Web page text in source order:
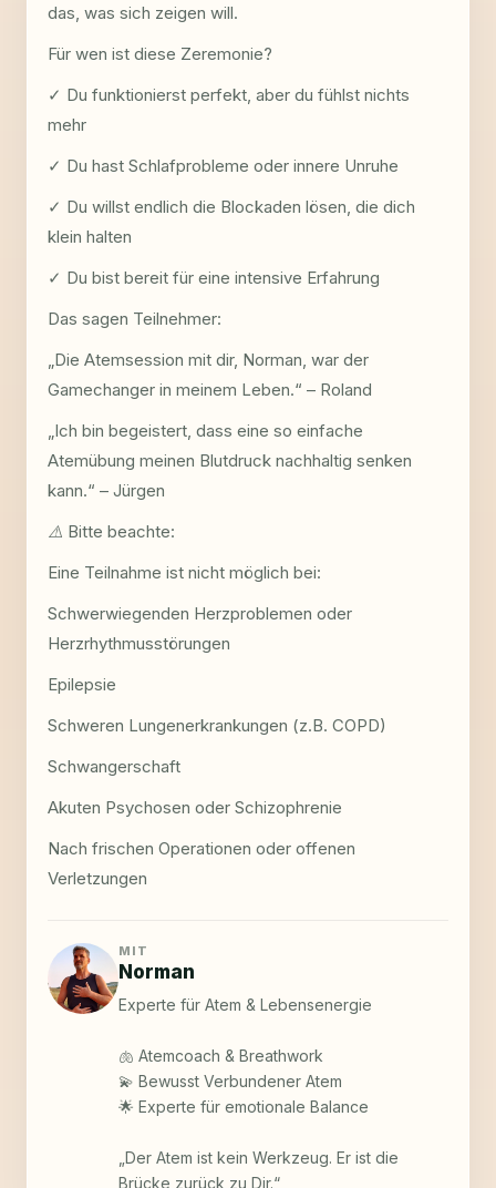
das, was sich zeigen will.
Für wen ist diese Zeremonie?
✓ Du funktionierst perfekt, aber du fühlst nichts
mehr
✓ Du hast Schlafprobleme oder innere Unruhe
✓ Du willst endlich die Blockaden lösen, die dich
klein halten
✓ Du bist bereit für eine intensive Erfahrung
Das sagen Teilnehmer:
„Die Atemsession mit dir, Norman, war der
Gamechanger in meinem Leben.“ – Roland
„Ich bin begeistert, dass eine so einfache
Atemübung meinen Blutdruck nachhaltig senken
kann.“ – Jürgen
⚠️ Bitte beachte:
Eine Teilnahme ist nicht möglich bei:
Schwerwiegenden Herzproblemen oder
Herzrhythmusstörungen
Epilepsie
Schweren Lungenerkrankungen (z.B. COPD)
Schwangerschaft
Akuten Psychosen oder Schizophrenie
Nach frischen Operationen oder offenen
Verletzungen
MIT
Norman
Experte für Atem & Lebensenergie
🫁 Atemcoach & Breathwork
💫 Bewusst Verbundener Atem
🌟 Experte für emotionale Balance
„Der Atem ist kein Werkzeug. Er ist die
Brücke zurück zu Dir.“